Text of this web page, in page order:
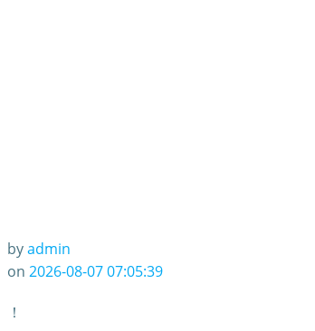
byadmin
on 2026-08-07 07:05:39
！